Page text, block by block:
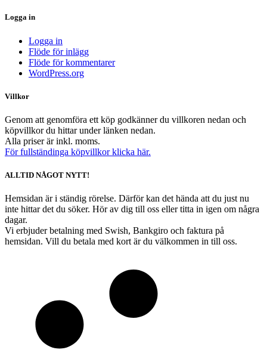
Logga in
Logga in
Flöde för inlägg
Flöde för kommentarer
WordPress.org
Villkor
Genom att genomföra ett köp godkänner du villkoren nedan och
köpvillkor du hittar under länken nedan.
Alla priser är inkl. moms.
För fullständinga köpvillkor klicka här.
ALLTID NÅGOT NYTT!
Hemsidan är i ständig rörelse. Därför kan det hända att du just nu
inte hittar det du söker. Hör av dig till oss eller titta in igen om några
dagar.
Vi erbjuder betalning med Swish, Bankgiro och faktura på
hemsidan. Vill du betala med kort är du välkommen in till oss.